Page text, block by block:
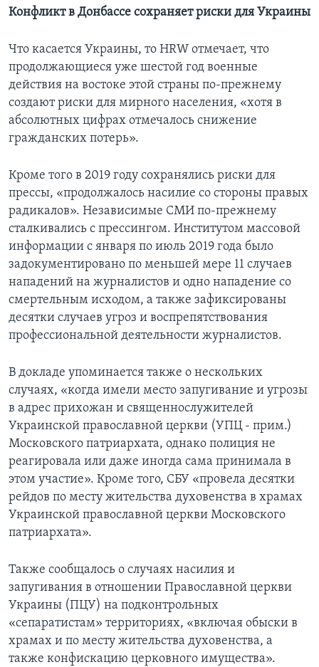
Конфликт в Донбассе сохраняет риски для Украины
Что касается Украины, то HRW отмечает, что
продолжающиеся уже шестой год военные
действия на востоке этой страны по-прежнему
создают риски для мирного населения, «хотя в
абсолютных цифрах отмечалось снижение
гражданских потерь».
Кроме того в 2019 году сохранялись риски для
прессы, «продолжалось насилие со стороны правых
радикалов». Независимые СМИ по-прежнему
сталкивались с прессингом. Институтом массовой
информации с января по июль 2019 года было
задокументировано по меньшей мере 11 случаев
нападений на журналистов и одно нападение со
смертельным исходом, а также зафиксированы
десятки случаев угроз и воспрепятствования
профессиональной деятельности журналистов.
В докладе упоминается также о нескольких
случаях, «когда имели место запугивание и угрозы
в адрес прихожан и священнослужителей
Украинской православной церкви (УПЦ - прим.)
Московского патриархата, однако полиция не
реагировала или даже иногда сама принимала в
этом участие». Кроме того, СБУ «провела десятки
рейдов по месту жительства духовенства в храмах
Украинской православной церкви Московского
патриархата».
Также сообщалось о случаях насилия и
запугивания в отношении Православной церкви
Украины (ПЦУ) на подконтрольных
«сепаратистам» территориях, «включая обыски в
храмах и по месту жительства духовенства, а
также конфискацию церковного имущества».